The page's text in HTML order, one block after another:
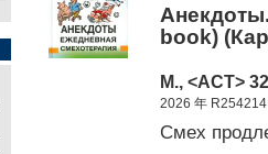
book)
М., <АСТ>
2026 年 R254214
Смех